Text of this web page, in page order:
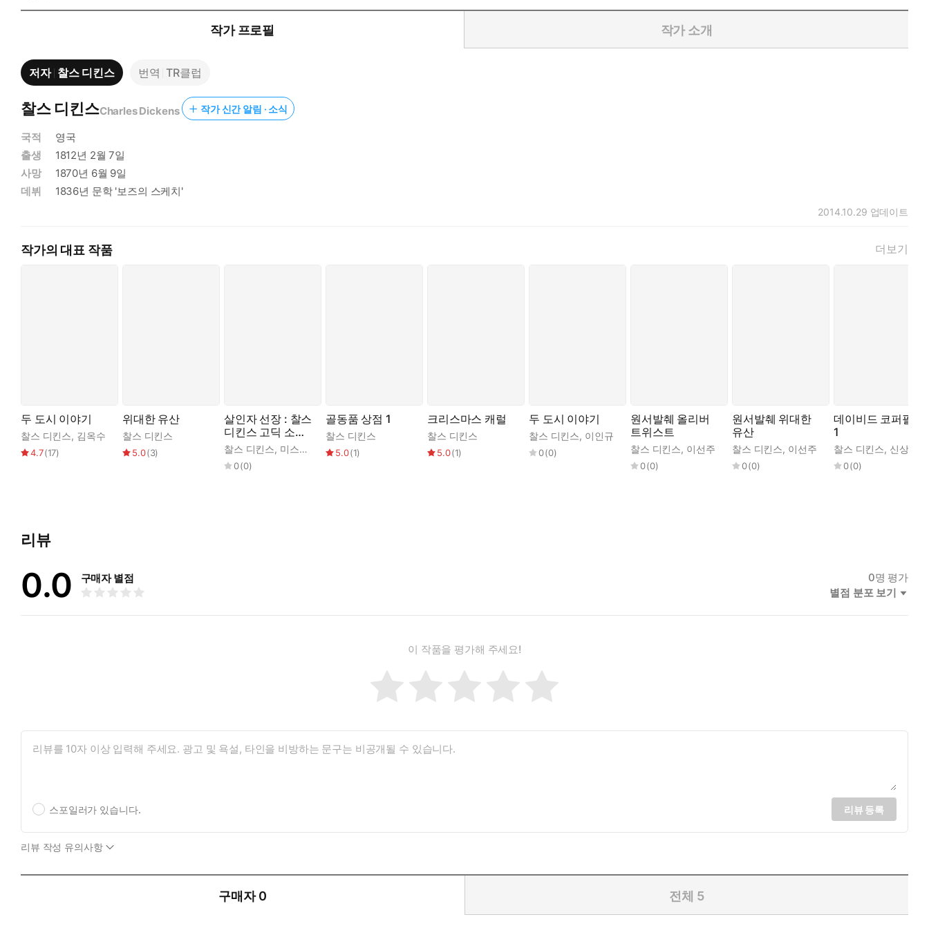
작가 프로필 작가 소개
저자 찰스 디킨스 번역 TR클럽
찰스 디킨스Charles Dickens 작가 신간 알림 · 소식
국적
영국
출생
1812년 2월 7일
사망
1870년 6월 9일
데뷔
1836년 문학 '보즈의 스케치'
2014.10.29 업데이트
작가의 대표 작품 더보기
두 도시 이야기
찰스 디킨스, 김옥수
4.7(17)
위대한 유산
찰스 디킨스
5.0(3)
살인자 선장 : 찰스
디킨스 고딕 소설
단편선 ｜ 아라한
호러 서클 174
찰스 디킨스, 미스터고딕 ,정진영
0(0)
골동품 상점 1
찰스 디킨스
5.0(1)
크리스마스 캐럴
찰스 디킨스
5.0(1)
두 도시 이야기
찰스 디킨스, 이인규
0(0)
원서발췌 올리버
트위스트
찰스 디킨스, 이선주
0(0)
원서발췌 위대한
유산
찰스 디킨스, 이선주
0(0)
데이비드 코퍼필드
1
찰스 디킨스, 신상웅
0(0)
리뷰
0.0 구매자 별점 0명 평가
별점 분포 보기
이 작품을 평가해 주세요!
스포일러가 있습니다. 리뷰 등록
리뷰 작성 유의사항
구매자 0 전체 5